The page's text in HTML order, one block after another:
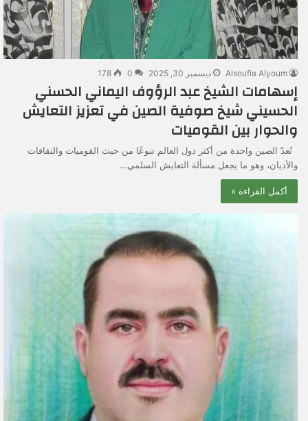
Alsoufia Alyoum ديسمبر 30, 2025 0
178
إسهامات الشيخ عبد الرؤوف اليماني الحسني
الحسيني شيخ صوفية الصين في تعزيز التعايش
والحوار بين القوميات
تُعدّ الصين واحدة من أكثر دول العالم تنوعًا من حيث القوميات والثقافات
والأديان، وهو ما يجعل مسألة التعايش السلمي…
أكمل القراءة »